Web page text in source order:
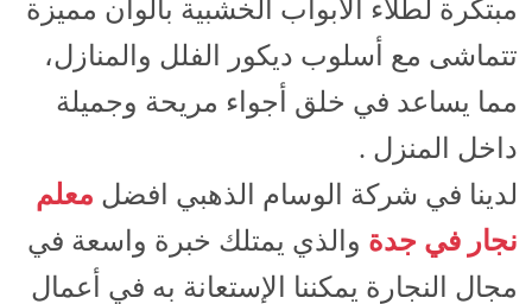
مبتكرة لطلاء الأبواب الخشبية بألوان مميزة
تتماشى مع أسلوب ديكور الفلل والمنازل،
مما يساعد في خلق أجواء مريحة وجميلة
داخل المنزل .
لدينا في شركة الوسام الذهبي افضل معلم
نجار في جدة والذي يمتلك خبرة واسعة في
مجال النجارة يمكننا الإستعانة به في أعمال